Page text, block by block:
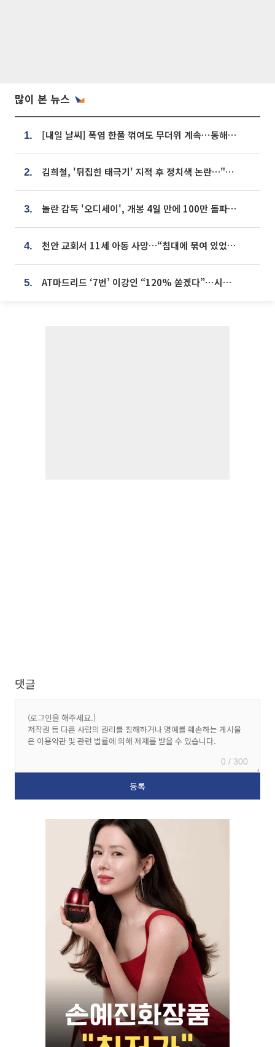
많이 본 뉴스
1. [내일 날씨] 폭염 한풀 꺾여도 무더위 계속⋯동해안 이틀 연속 비
2. 김희철, '뒤집힌 태극기' 지적 후 정치색 논란…"좌우 떠나 우리나라 국기"
3. 놀란 감독 '오디세이', 개봉 4일 만에 100만 돌파⋯'왕사남' 보다 빠르다
4. 천안 교회서 11세 아동 사망…“침대에 묶여 있었다” 진술 확보
5. AT마드리드 ‘7번’ 이강인 “120% 쏟겠다”⋯시메오네 감독 “필요한 선수”
댓글
0 / 300